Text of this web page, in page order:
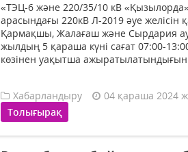
«ТЭЦ-6 және 220/35/10 кВ
арасындағы 220кВ Л-2019 әуе желісін
Қармақшы, Жалағаш және Сырдария
жылдың 5 қараша күні сағат 07:00-
көзінен уақытша
Хабарландыру 04 қараша 2024
Толығырақ